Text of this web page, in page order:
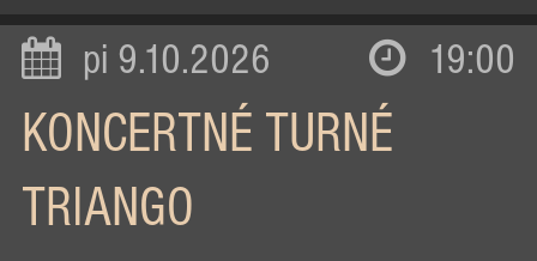
pi 9.10.2026 19:00
KONCERTNÉ TURNÉ
TRIANGO